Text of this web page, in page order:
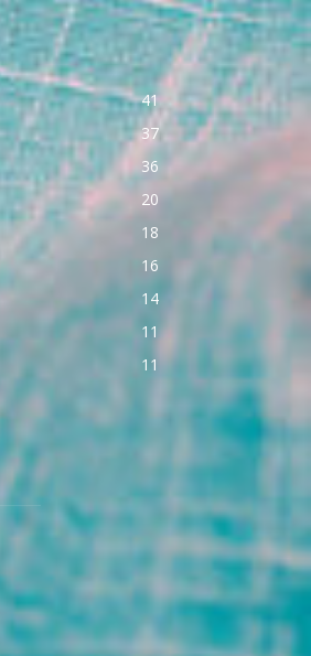
41
37
36
20
18
16
14
11
11